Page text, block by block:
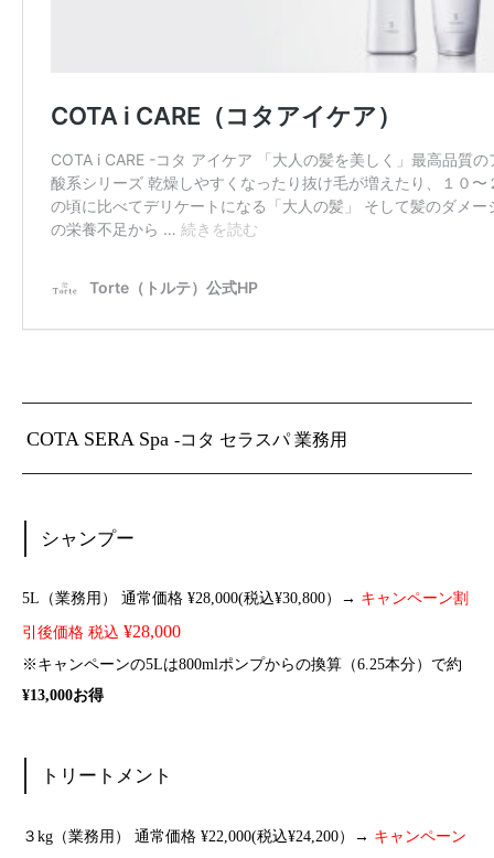
COTA SERA Spa -コタ セラスパ 業務用
シャンプー
5L（業務用） 通常価格 ¥28,000(税込¥30,800）→ キャンペーン割
引後価格 税込 ¥28,000
※キャンペーンの5Lは800mlポンプからの換算（6.25本分）で約
¥13,000お得
トリートメント
３kg（業務用） 通常価格 ¥22,000(税込¥24,200）→ キャンペーン